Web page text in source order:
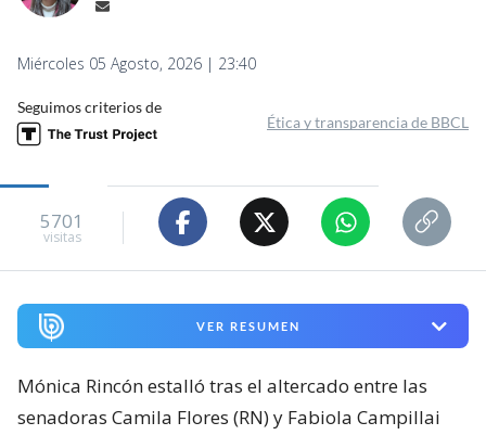
Miércoles 05 Agosto, 2026 | 23:40
Seguimos criterios de
Ética y transparencia de BBCL
5701
visitas
VER RESUMEN
Mónica Rincón estalló tras el altercado entre las
senadoras Camila Flores (RN) y Fabiola Campillai